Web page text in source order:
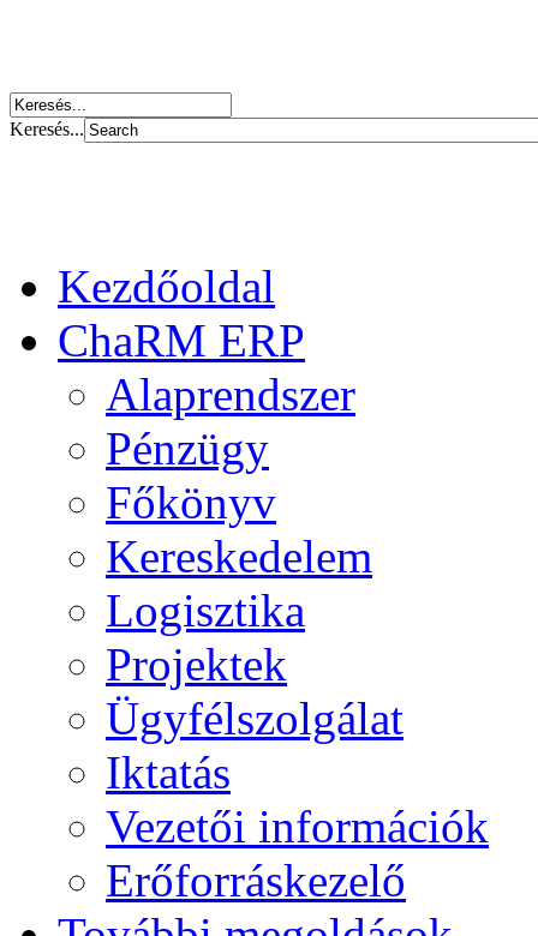
Keresés...
Kezdőoldal
ChaRM ERP
Alaprendszer
Pénzügy
Főkönyv
Kereskedelem
Logisztika
Projektek
Ügyfélszolgálat
Iktatás
Vezetői információk
Erőforráskezelő